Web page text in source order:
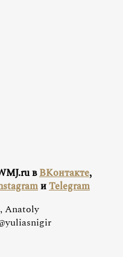
вВКонтакте,
иTelegram
Anatoly